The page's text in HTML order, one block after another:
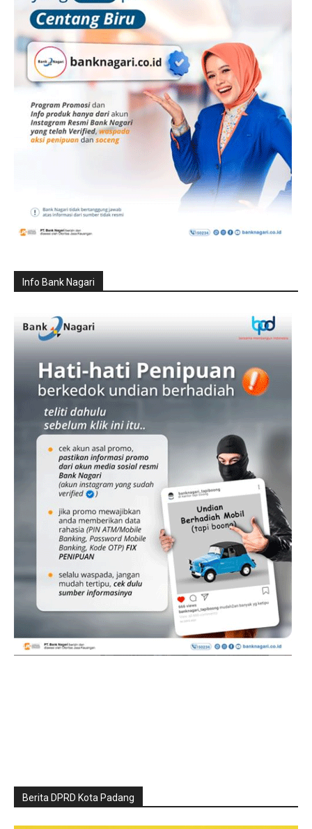
Info Bank Nagari
Berita DPRD Kota Padang